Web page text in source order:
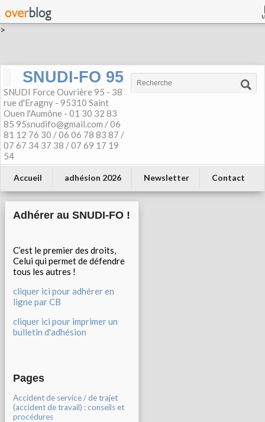
>
SNUDI-FO 95
SNUDI Force Ouvrière 95 - 38
rue d'Eragny - 95310 Saint
Ouen l'Aumône - 01 30 32 83
85 95snudifo@gmail.com / 06
81 12 76 30 / 06 06 78 83 87 /
07 67 34 37 38 / 07 69 17 19
54
Accueil adhésion 2026 Newsletter Contact
Adhérer au SNUDI-FO !
C’est le premier des droits,
Celui qui permet de défendre
tous les autres !
cliquer ici pour adhérer en
ligne par CB
cliquer ici pour imprimer un
bulletin d'adhésion
Pages
Accident de service / de trajet
(accident de travail) : conseils et
procédures